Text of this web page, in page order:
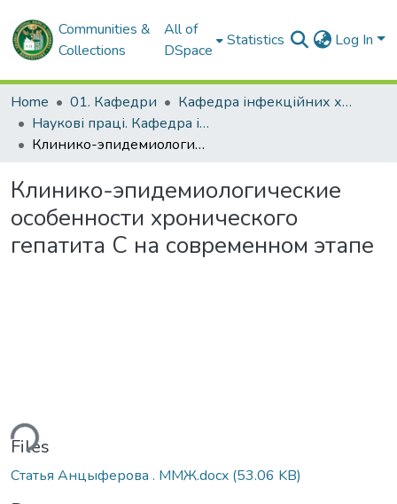
Communities &
Collections
All of
DSpace
Statistics Log In
Home 01. Кафедри
Кафедра інфекційних хвороб
Наукові праці. Кафедра інфекційних хвороб
Клинико-эпидемиологические особенности хронического гепатита С на современном этапе
Клинико-эпидемиологические
особенности хронического
гепатита С на современном этапе
Files
Статья Анцыферова . ММЖ.docx (53.06 KB)